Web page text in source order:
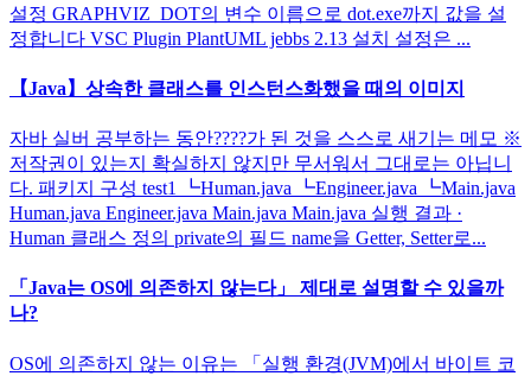
설정 GRAPHVIZ_DOT의 변수 이름으로 dot.exe까지 값을 설
정합니다 VSC Plugin PlantUML jebbs 2.13 설치 설정은 ...
【Java】상속한 클래스를 인스턴스화했을 때의 이미지
자바 실버 공부하는 동안????가 된 것을 스스로 새기는 메모 ※
저작권이 있는지 확실하지 않지만 무서워서 그대로는 아닙니
다. 패키지 구성 test1 ┗Human.java ┗Engineer.java ┗Main.java
Human.java Engineer.java Main.java Main.java 실행 결과 ·
Human 클래스 정의 private의 필드 name을 Getter, Setter로...
「Java는 OS에 의존하지 않는다」 제대로 설명할 수 있을까
나?
OS에 의존하지 않는 이유는 「실행 환경(JVM)에서 바이트 코